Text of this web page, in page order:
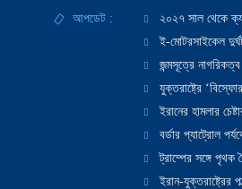
আপডেট :
২০২৭ সাল থেকে
ই-মোটরসাইকেল
জন্মসূত্রে
যুক্তরাষ্ট্রে
ইরানের হামলার
বর্ডার প্যাট্রোল
ট্রাম্পের সঙ্গে
ইরান-যুক্তরাষ্ট্রের